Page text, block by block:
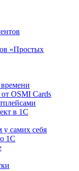
«Простых
времени
OSMI Cards
в 1С
у самих себя
1С